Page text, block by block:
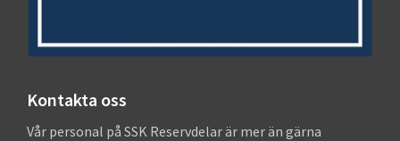
Kontakta oss
Vår personal på SSK Reservdelar är mer än gärna